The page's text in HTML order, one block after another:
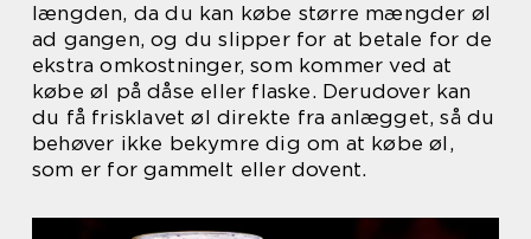
længden, da du kan købe større mængder øl
ad gangen, og du slipper for at betale for de
ekstra omkostninger, som kommer ved at
købe øl på dåse eller flaske. Derudover kan
du få frisklavet øl direkte fra anlægget, så du
behøver ikke bekymre dig om at købe øl,
som er for gammelt eller dovent.